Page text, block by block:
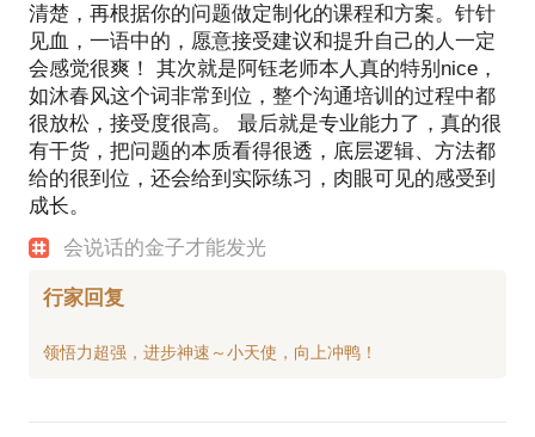
清楚，再根据你的问题做定制化的课程和方案。针针
见血，一语中的，愿意接受建议和提升自己的人一定
会感觉很爽！ 其次就是阿钰老师本人真的特别nice，
如沐春风这个词非常到位，整个沟通培训的过程中都
很放松，接受度很高。 最后就是专业能力了，真的很
有干货，把问题的本质看得很透，底层逻辑、方法都
给的很到位，还会给到实际练习，肉眼可见的感受到
成长。
会说话的金子才能发光
行家回复